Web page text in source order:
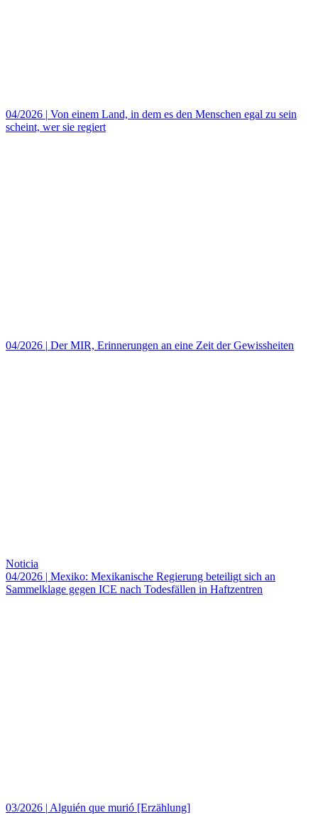
04/2026 | Von einem Land, in dem es den Menschen egal zu sein
scheint, wer sie regiert
04/2026 | Der MIR, Erinnerungen an eine Zeit der Gewissheiten
Noticia
04/2026 | Mexiko: Mexikanische Regierung beteiligt sich an
Sammelklage gegen ICE nach Todesfällen in Haftzentren
03/2026 | Alguién que murió [Erzählung]